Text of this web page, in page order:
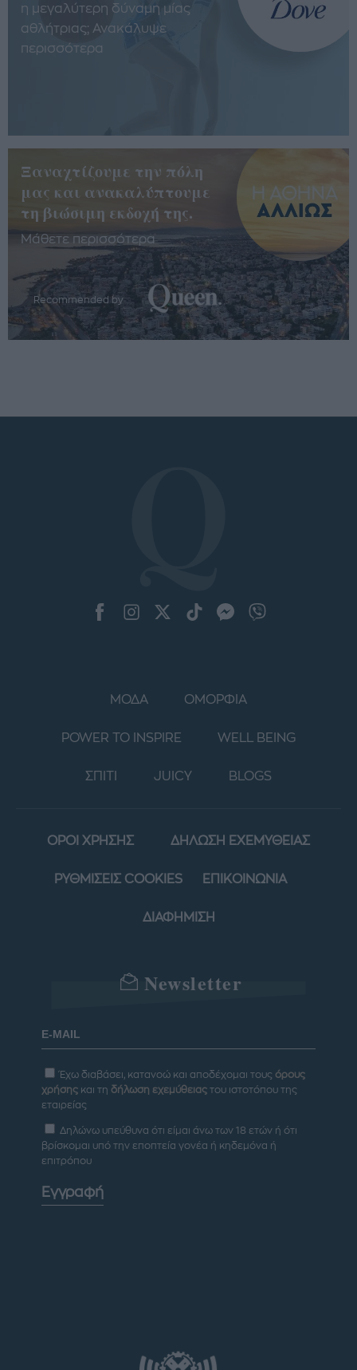
η μεγαλύτερη δύναμη μίας
αθλήτριας; Ανακάλυψε
περισσότερα
Ξαναχτίζουμε την πόλη
μας και ανακαλύπτουμε
τη βιώσιμη εκδοχή της.
Μάθετε περισσότερα
Recommended by
ΜΟΔΑ ΟΜΟΡΦΙΑ
POWER TO INSPIRE WELL BEING
ΣΠΙΤΙ JUICY BLOGS
ΟΡΟΙ ΧΡΗΣΗΣ ΔΗΛΩΣΗ ΕΧΕΜΥΘΕΙΑΣ
ΡΥΘΜΙΣΕΙΣ COOKIES ΕΠΙΚΟΙΝΩΝΙΑ
ΔΙΑΦΗΜΙΣΗ
Newsletter
Έχω διαβάσει, κατανοώ και αποδέχομαι τους όρους
χρήσης και τη δήλωση εχεμύθειας του ιστοτόπου της
εταιρείας
Δηλώνω υπεύθυνα ότι είμαι άνω των 18 ετών ή ότι
βρίσκομαι υπό την εποπτεία γονέα ή κηδεμόνα ή
επιτρόπου
Εγγραφή